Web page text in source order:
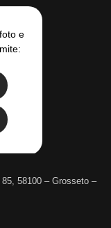
e
58100 – Grosseto –